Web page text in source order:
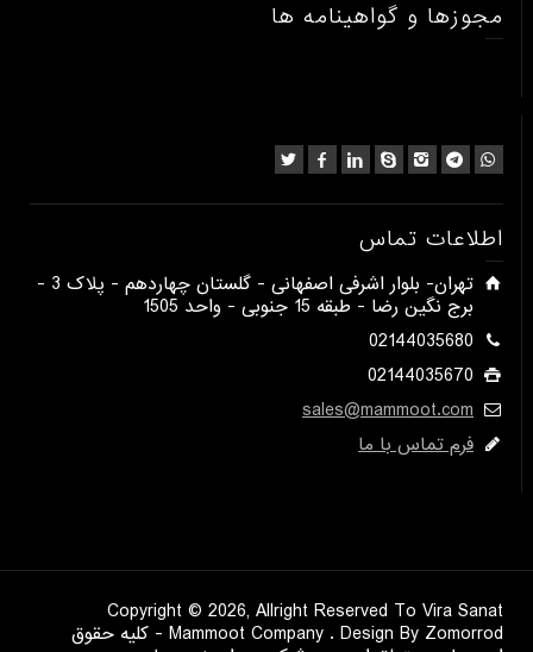
مجوزها و گواهینامه ها
اطلاعات تماس
​تهران- بلوار اشرفی اصفهانی - گلستان چهاردهم - پلاک 3 -
برج نگین رضا - طبقه 15 جنوبی - واحد 1505​
02144035680
02144035670
sales@mammoot.com
فرم تماس با ما
Copyright © 2026, Allright Reserved To Vira Sanat
Mammoot Company . Design By Zomorrod - کلیه حقوق